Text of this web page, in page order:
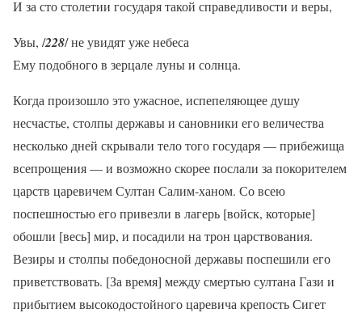
И за сто столетии государя такой справедливости и веры,
Увы, /228/ не увидят уже небеса
Ему подобного в зерцале луны и солнца.
Когда произошло это ужасное, испепеляющее душу
несчастье, столпы державы и сановники его величества
несколько дней скрывали тело того государя — прибежища
всепрощения — и возможно скорее послали за покорителем
царств царевичем Султан Салим-ханом. Со всею
поспешностью его привезли в лагерь [войск, которые]
обошли [весь] мир, и посадили на трон царствования.
Везиры и столпы победоносной державы поспешили его
приветствовать. [За время] между смертью султана Гази и
прибытием высокодостойного царевича крепость Сигет